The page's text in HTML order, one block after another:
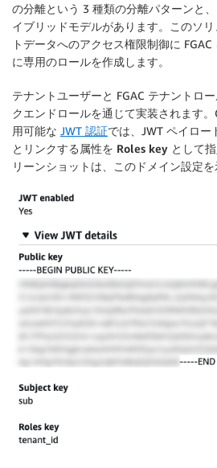
の分離という 3 種類の分離パターンと
イブリッドモデルがあります。このソ
トデータへのアクセス権限制御に
に専用のロールを作成します。
テナントユーザーと FGAC テナントロ
クエンドロールを通じて実装されます。
用可能な JWT 認証では、JWT ペイロ
とリンクする属性を Roles key として
リーンショットは、このドメイン設定を